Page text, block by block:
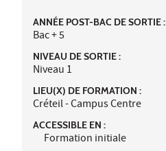
ANNÉE POST-BAC DE SORTIE :
Bac + 5
NIVEAU DE SORTIE :
Niveau 1
LIEU(X) DE FORMATION :
Créteil - Campus Centre
ACCESSIBLE EN :
Formation initiale